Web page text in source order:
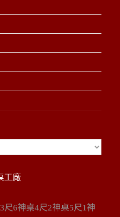
工廠
尺6神桌4尺2神桌5尺1神